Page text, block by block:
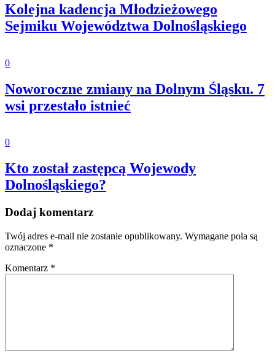
Kolejna kadencja Młodzieżowego
Sejmiku Województwa Dolnośląskiego
0
Noworoczne zmiany na Dolnym Śląsku. 7
wsi przestało istnieć
0
Kto został zastępcą Wojewody
Dolnośląskiego?
Dodaj komentarz
Twój adres e-mail nie zostanie opublikowany. Wymagane pola są
oznaczone *
Komentarz *